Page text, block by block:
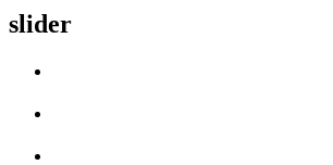
slider